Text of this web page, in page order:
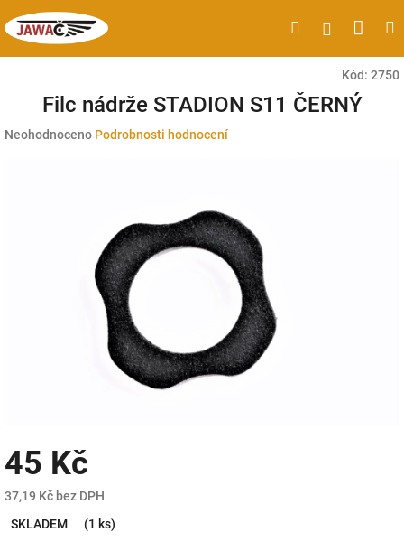
na
obsah
HledatPřihlášení
Kód: 2750
Filc nádrže STADION S11 ČERNÝ
Průměrné
Neohodnoceno Podrobnosti hodnocení
45 Kč
37,19 Kč bez DPH
cena:
SKLADEM (1 ks)